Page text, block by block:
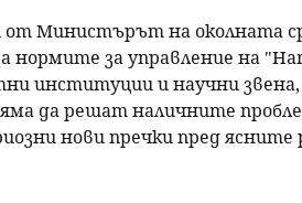
Министърът на околната
нормите за управление на
институции и научни
да решат наличните
нови пречки пред